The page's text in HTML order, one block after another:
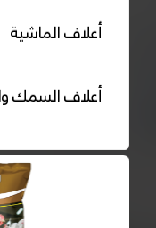
أعلاف الماشية
أعلاف السمك